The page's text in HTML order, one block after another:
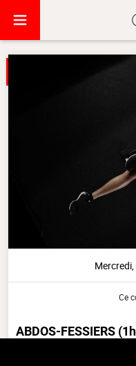
Ce
ABDOS-FESSIERS